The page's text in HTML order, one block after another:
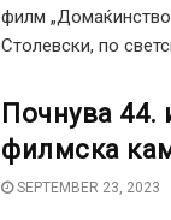
филм
Столевски, по
Почнува 44.
филмска
SEPTEMBER 23, 2023